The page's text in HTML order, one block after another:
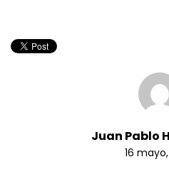
Juan Pablo
16